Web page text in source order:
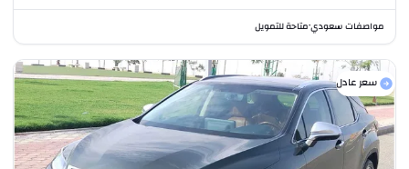
مواصفات سعودي•متاحة للتمويل
سعر عادل